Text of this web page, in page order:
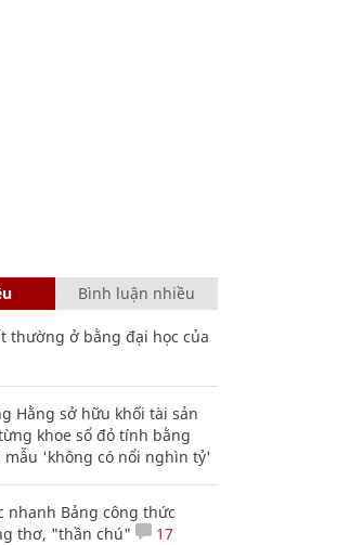
Bình luận nhiều
thường ở bằng đại học của
Hằng sở hữu khối tài sản
khoe sổ đỏ tính bằng
mẫu 'không có nổi nghìn tỷ'
nhanh Bảng công thức
thơ, "thần chú"
17